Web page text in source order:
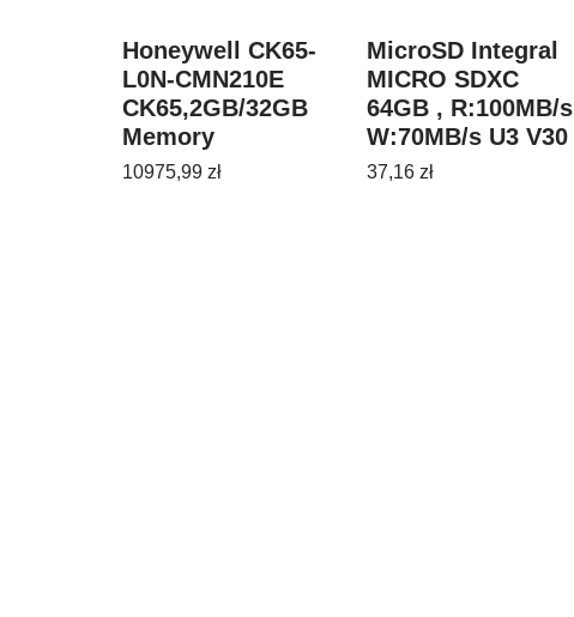
Honeywell CK65-
L0N-CMN210E
CK65,2GB/32GB
Memory
(CK65L0NCMN210E)
10975,99 zł
MicroSD Integral
MICRO SDXC
64GB , R:100MB/s
W:70MB/s U3 V30
37,16 zł